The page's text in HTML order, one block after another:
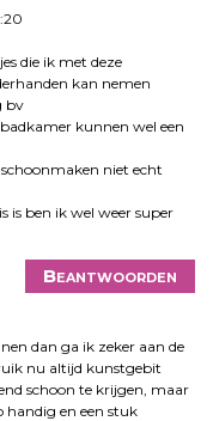
die ik met deze
kan nemen
bv
kunnen wel een
niet echt
is ben ik wel weer super
Beantwoorden
dan ga ik zeker aan de
nu altijd kunstgebit
schoon te krijgen, maar
handig en een stuk